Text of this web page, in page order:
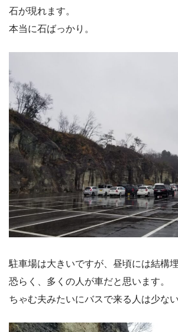
石が現れます。
本当に石ばっかり。
駐車場は大きいですが、昼頃には結構
恐らく、多くの人が車だと思います。
ちゃむ夫みたいにバスで来る人は少ない